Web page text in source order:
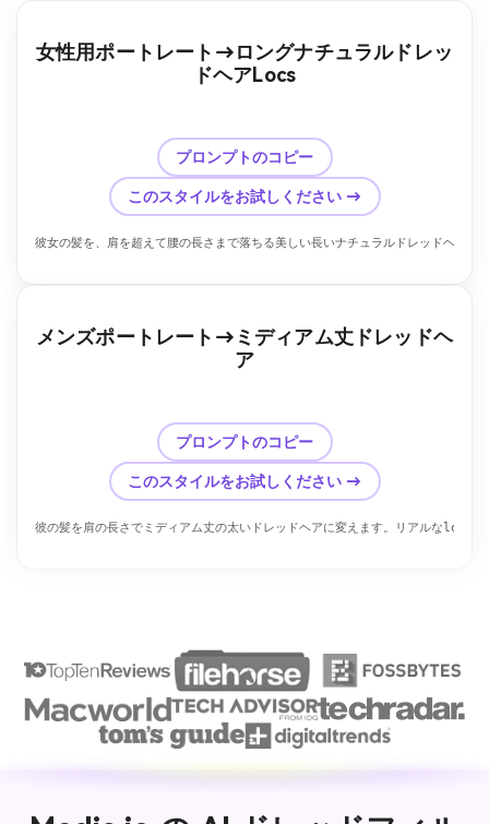
女性用ポートレート→ロングナチュラルドレッ
ドヘアLocs
プロンプトのコピー
このスタイルをお試しください →
彼女の髪を、肩を超えて腰の長さまで落ちる美しい長いナチュラルドレッドヘア
メンズポートレート→ミディアム丈ドレッドヘ
ア
プロンプトのコピー
このスタイルをお試しください →
彼の髪を肩の長さでミディアム丈の太いドレッドヘアに変えます。リアルなlocテ